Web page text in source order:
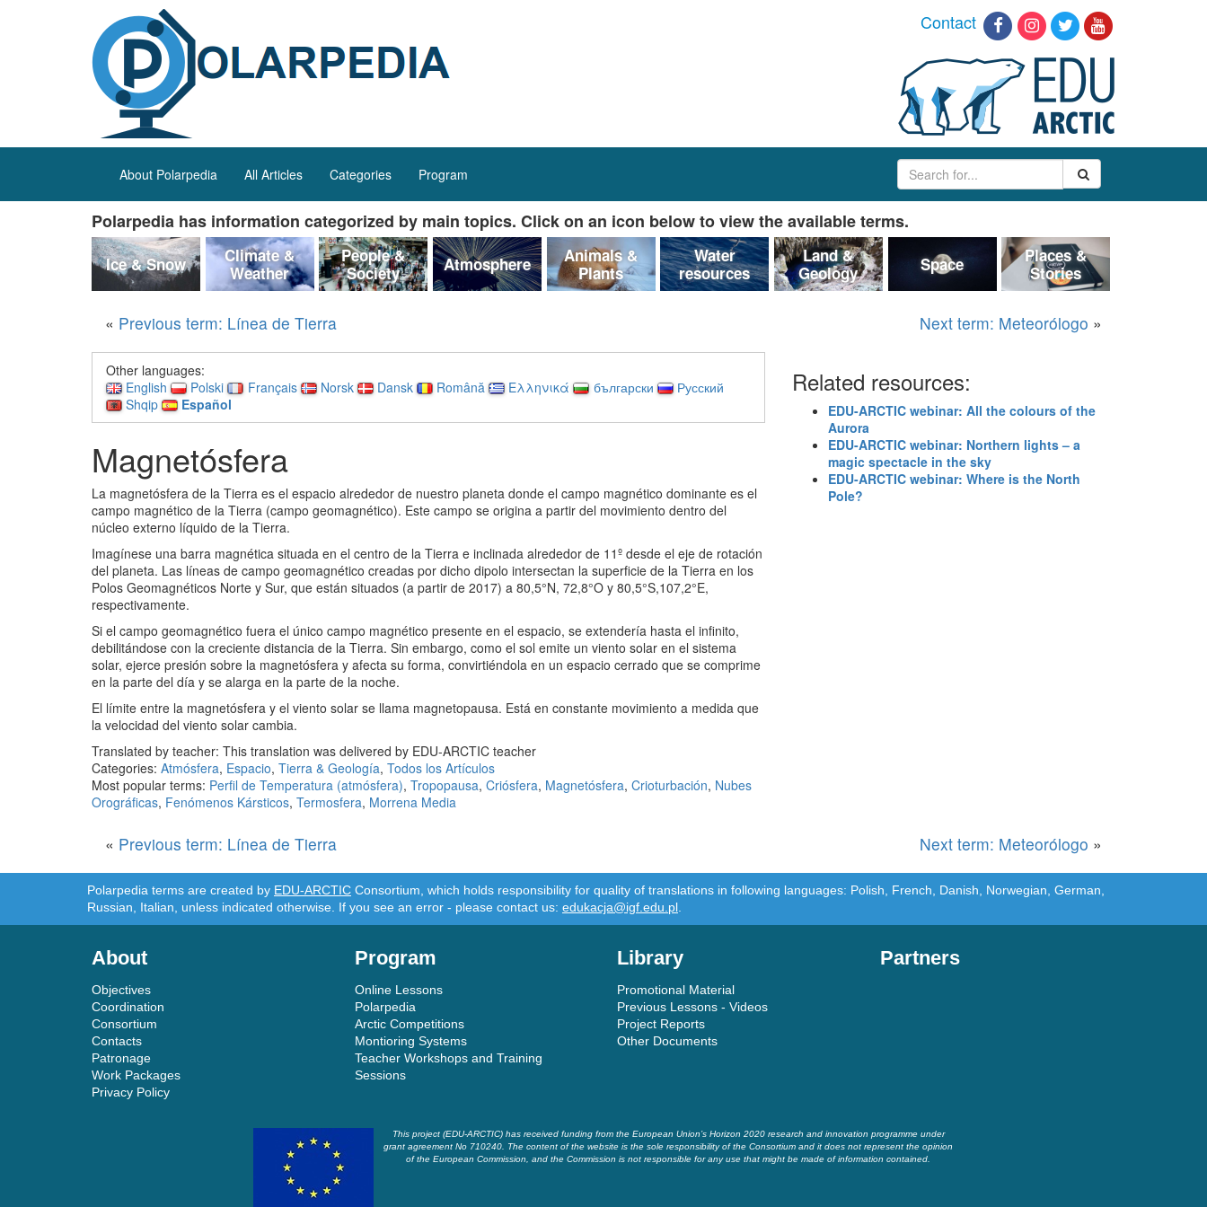
Contact
About Polarpedia All Articles Categories Program
Polarpedia has information categorized by main topics. Click on an icon below to view the available terms.
Ice & Snow
Climate &
Weather
People &
Society
Atmosphere
Animals &
Plants
Water
resources
Land &
Geology
Space
Places &
Stories
« Previous term: Línea de Tierra Next term: Meteorólogo »
Other languages:
English
Polski Français Norsk Dansk Română Ελληνικά български
Русский
Shqip
Español
Magnetósfera
La magnetósfera de la Tierra es el espacio alrededor de nuestro planeta donde el campo magnético dominante es el
campo magnético de la Tierra (campo geomagnético). Este campo se origina a partir del movimiento dentro del
núcleo externo líquido de la Tierra.
Imagínese una barra magnética situada en el centro de la Tierra e inclinada alrededor de 11º desde el eje de rotación
del planeta. Las líneas de campo geomagnético creadas por dicho dipolo intersectan la superficie de la Tierra en los
Polos Geomagnéticos Norte y Sur, que están situados (a partir de 2017) a 80,5°N, 72,8°O y 80,5°S,107,2°E,
respectivamente.
Si el campo geomagnético fuera el único campo magnético presente en el espacio, se extendería hasta el infinito,
debilitándose con la creciente distancia de la Tierra. Sin embargo, como el sol emite un viento solar en el sistema
solar, ejerce presión sobre la magnetósfera y afecta su forma, convirtiéndola en un espacio cerrado que se comprime
en la parte del día y se alarga en la parte de la noche.
El límite entre la magnetósfera y el viento solar se llama magnetopausa. Está en constante movimiento a medida que
la velocidad del viento solar cambia.
Translated by teacher: This translation was delivered by EDU-ARCTIC teacher
Categories: Atmósfera, Espacio, Tierra & Geología, Todos los Artículos
Most popular terms: Perfil de Temperatura (atmósfera), Tropopausa, Criósfera, Magnetósfera, Crioturbación, Nubes
Orográficas, Fenómenos Kársticos, Termosfera, Morrena Media
Related resources:
EDU-ARCTIC webinar: All the colours of the
Aurora
EDU-ARCTIC webinar: Northern lights – a
magic spectacle in the sky
EDU-ARCTIC webinar: Where is the North
Pole?
« Previous term: Línea de Tierra Next term: Meteorólogo »
Polarpedia terms are created by EDU-ARCTIC Consortium, which holds responsibility for quality of translations in following languages: Polish, French, Danish, Norwegian, German,
Russian, Italian, unless indicated otherwise. If you see an error - please contact us: edukacja@igf.edu.pl
About
Objectives
Coordination
Consortium
Contacts
Patronage
Work Packages
Privacy Policy
Program
Online Lessons
Polarpedia
Arctic Competitions
Montioring Systems
Teacher Workshops and Training
Sessions
Library
Promotional Material
Previous Lessons - Videos
Project Reports
Other Documents
Partners
This project (EDU-ARCTIC) has received funding from the European Union’s Horizon 2020 research and innovation programme under
grant agreement No 710240. The content of the website is the sole responsibility of the Consortium and it does not represent the opinion
of the European Commission, and the Commission is not responsible for any use that might be made of information contained.